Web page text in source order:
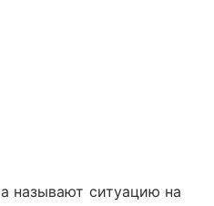
называют ситуацию на